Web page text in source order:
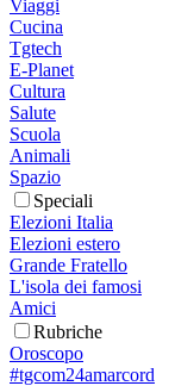
Viaggi
Cucina
Tgtech
E-Planet
Cultura
Salute
Scuola
Animali
Spazio
Speciali
Elezioni Italia
Elezioni estero
Grande Fratello
L'isola dei famosi
Amici
Rubriche
Oroscopo
#tgcom24amarcord